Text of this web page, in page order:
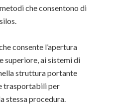
che consentono di
consente l’apertura
superiore, ai sistemi di
struttura portante
trasportabili per
stessa procedura.